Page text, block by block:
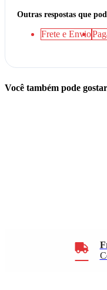
Outras respostas que
Frete e Envio
Você também pode